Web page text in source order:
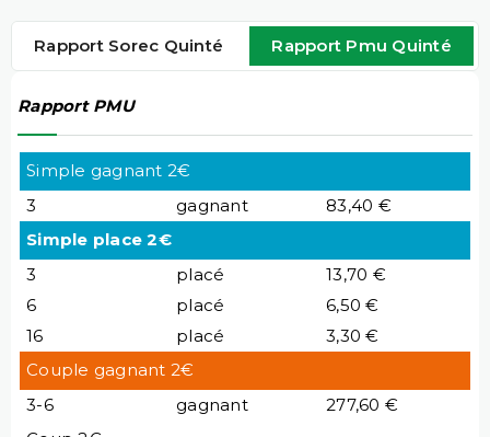
Rapport Sorec Quinté Rapport Pmu Quinté
Rapport PMU
Simple gagnant 2€
3
gagnant
83,40 €
Simple place 2€
3
placé
13,70 €
6
placé
6,50 €
16
placé
3,30 €
Couple gagnant 2€
3-6
gagnant
277,60 €